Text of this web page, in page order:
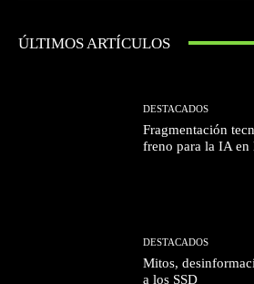
ÚLTIMOS ARTÍCULOS
DESTACADOS
Fragmentación
freno para la IA en
DESTACADOS
Mitos,
a los SSD